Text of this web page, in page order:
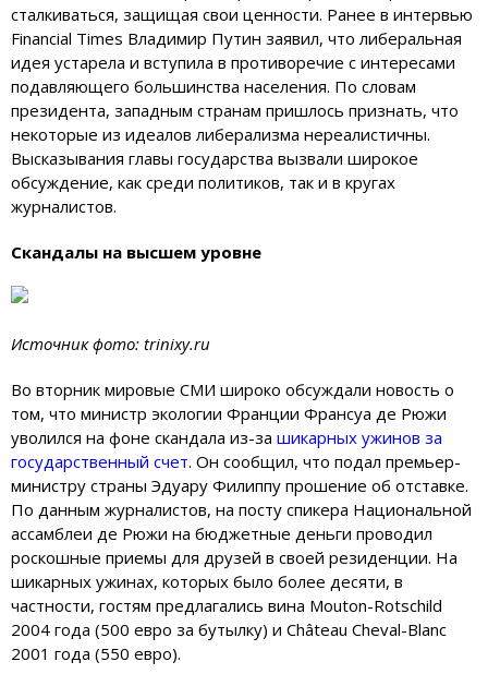
сталкиваться, защищая свои ценности. Ранее в интервью
Financial Times Владимир Путин заявил, что либеральная
идея устарела и вступила в противоречие с интересами
подавляющего большинства населения. По словам
президента, западным странам пришлось признать, что
некоторые из идеалов либерализма нереалистичны.
Высказывания главы государства вызвали широкое
обсуждение, как среди политиков, так и в кругах
журналистов.
Скандалы на высшем уровне
Источник фото: trinixy.ru
Во вторник мировые СМИ широко обсуждали новость о
том, что министр экологии Франции Франсуа де Рюжи
уволился на фоне скандала из-за шикарных ужинов за
государственный счет. Он сообщил, что подал премьер-
министру страны Эдуару Филиппу прошение об отставке.
По данным журналистов, на посту спикера Национальной
ассамблеи де Рюжи на бюджетные деньги проводил
роскошные приемы для друзей в своей резиденции. На
шикарных ужинах, которых было более десяти, в
частности, гостям предлагались вина Mouton-Rotschild
2004 года (500 евро за бутылку) и Château Cheval-Blanc
2001 года (550 евро).